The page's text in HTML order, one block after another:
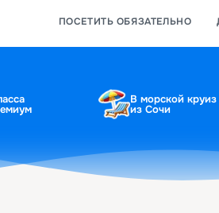
ПОСЕТИТЬ ОБЯЗАТЕЛЬНО
В морской круиз
из Сочи